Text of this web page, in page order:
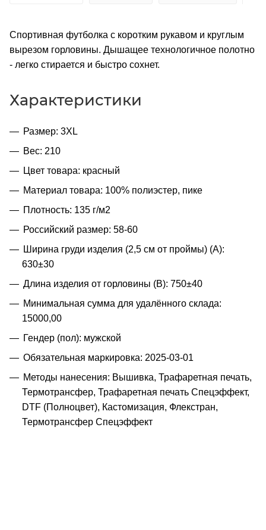
Спортивная футболка с коротким рукавом и круглым
вырезом горловины. Дышащее технологичное полотно
- легко стирается и быстро сохнет.
Характеристики
Размер: 3XL
Вес: 210
Цвет товара: красный
Материал товара: 100% полиэстер, пике
Плотность: 135 г/м2
Российский размер: 58-60
Ширина груди изделия (2,5 см от проймы) (A):
630±30
Длина изделия от горловины (B): 750±40
Минимальная сумма для удалённого склада:
15000,00
Гендер (пол): мужской
Обязательная маркировка: 2025-03-01
Методы нанесения: Вышивка, Трафаретная печать,
Термотрансфер, Трафаретная печать Спецэффект,
DTF (Полноцвет), Кастомизация, Флекстран,
Термотрансфер Спецэффект